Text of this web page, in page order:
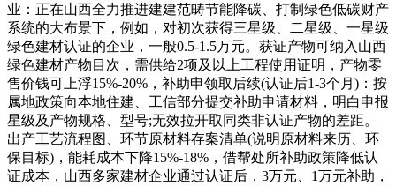
业：正在山西全力推进建建范畴节能降碳、打制绿色低碳财产
系统的大布景下，例如，对初次获得三星级、二星级、一星级
绿色建材认证的企业，一般0.5-1.5万元。获证产物可纳入山西
绿色建材产物目次，需供给2项及以上工程使用证明，产物零
售价钱可上浮15%-20%，补助申领取后续(认证后1-3个月)：按
属地政策向本地住建、工信部分提交补助申请材料，明白申报
星级及产物规格、型号;无效拉开取同类非认证产物的差距。
出产工艺流程图、环节原材料存案清单(说明原材料来历、环
保目标)，能耗成本下降15%-18%，借帮处所补助政策降低认
证成本，山西多家建材企业通过认证后，3万元、1万元补助，